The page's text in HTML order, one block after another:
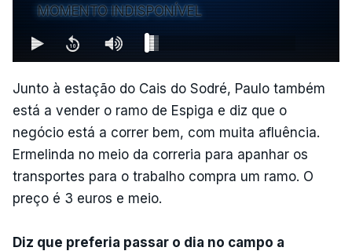
MOMENTO INDISPONÍVEL
Junto à estação do Cais do Sodré, Paulo também
está a vender o ramo de Espiga e diz que o
negócio está a correr bem, com muita afluência.
Ermelinda no meio da correria para apanhar os
transportes para o trabalho compra um ramo. O
preço é 3 euros e meio.
Diz que preferia passar o dia no campo a